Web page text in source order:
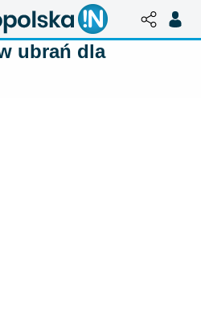
ubrań dla